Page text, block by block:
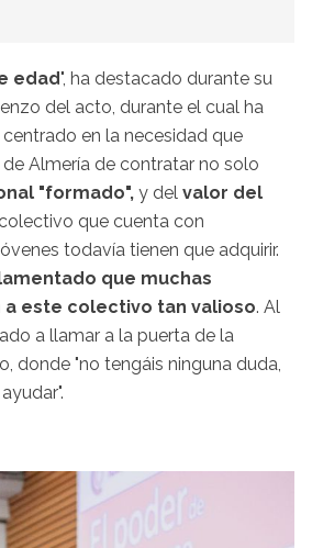
edad", ha destacado durante su
del acto, durante el cual ha
en la necesidad que
Almería de contratar no solo
"formado", y del valor del
que cuenta con
todavía tienen que adquirir.
que muchas
este colectivo tan valioso. Al
a llamar a la puerta de la
donde "no tengáis ninguna duda,